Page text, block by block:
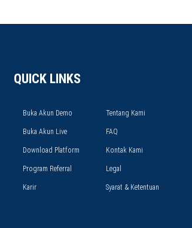
QUICK LINKS
Buka Akun Demo
Buka Akun Live
Download Platform
Program Referral
Karir
Tentang Kami
FAQ
Kontak Kami
Legal
Syarat & Ketentuan